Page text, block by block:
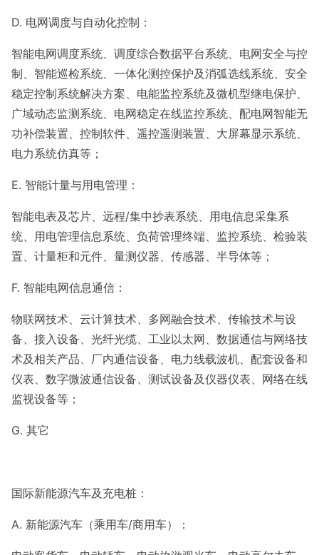
D. 电网调度与自动化控制：
智能电网调度系统、调度综合数据平台系统、电网安全与控
制、智能巡检系统、一体化测控保护及消弧选线系统、安全
稳定控制系统解决方案、电能监控系统及微机型继电保护、
广域动态监测系统、电网稳定在线监控系统、配电网智能无
功补偿装置、控制软件、遥控遥测装置、大屏幕显示系统、
电力系统仿真等；
E. 智能计量与用电管理：
智能电表及芯片、远程/集中抄表系统、用电信息采集系
统、用电管理信息系统、负荷管理终端、监控系统、检验装
置、计量柜和元件、量测仪器、传感器、半导体等；
F. 智能电网信息通信：
物联网技术、云计算技术、多网融合技术、传输技术与设
备、接入设备、光纤光缆、工业以太网、数据通信与网络技
术及相关产品、厂内通信设备、电力线载波机、配套设备和
仪表、数字微波通信设备、测试设备及仪器仪表、网络在线
监视设备等；
G. 其它
国际新能源汽车及充电桩：
A. 新能源汽车（乘用车/商用车）：